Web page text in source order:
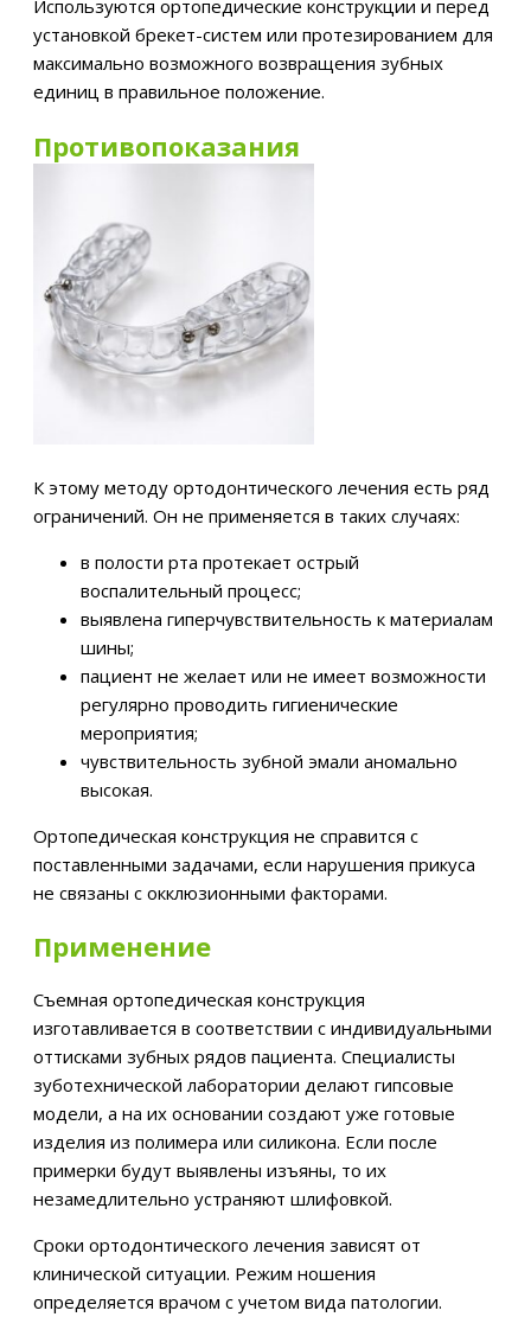
Используются ортопедические конструкции и перед
установкой брекет-систем или протезированием для
максимально возможного возвращения зубных
единиц в правильное положение.
Противопоказания
К этому методу ортодонтического лечения есть ряд
ограничений. Он не применяется в таких случаях:
в полости рта протекает острый
воспалительный процесс;
выявлена гиперчувствительность к материалам
шины;
пациент не желает или не имеет возможности
регулярно проводить гигиенические
мероприятия;
чувствительность зубной эмали аномально
высокая.
Ортопедическая конструкция не справится с
поставленными задачами, если нарушения прикуса
не связаны с окклюзионными факторами.
Применение
Съемная ортопедическая конструкция
изготавливается в соответствии с индивидуальными
оттисками зубных рядов пациента. Специалисты
зуботехнической лаборатории делают гипсовые
модели, а на их основании создают уже готовые
изделия из полимера или силикона. Если после
примерки будут выявлены изъяны, то их
незамедлительно устраняют шлифовкой.
Сроки ортодонтического лечения зависят от
клинической ситуации. Режим ношения
определяется врачом с учетом вида патологии.